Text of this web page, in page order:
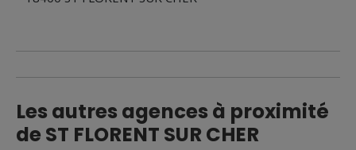
Les autres agences à proximité
de ST FLORENT SUR CHER